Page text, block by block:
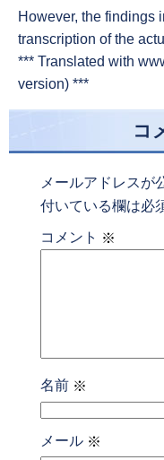
However, the findings
transcription of the
*** Translated with
version) ***
コ
メールアドレスが
付いている欄は必
コメント ※
名前 ※
メール ※